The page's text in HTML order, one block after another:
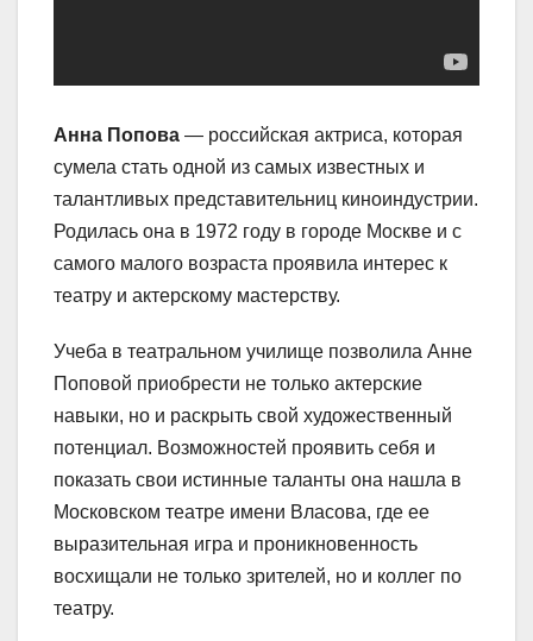
Анна Попова — российская актриса, которая
сумела стать одной из самых известных и
талантливых представительниц киноиндустрии.
Родилась она в 1972 году в городе Москве и с
самого малого возраста проявила интерес к
театру и актерскому мастерству.
Учеба в театральном училище позволила Анне
Поповой приобрести не только актерские
навыки, но и раскрыть свой художественный
потенциал. Возможностей проявить себя и
показать свои истинные таланты она нашла в
Московском театре имени Власова, где ее
выразительная игра и проникновенность
восхищали не только зрителей, но и коллег по
театру.